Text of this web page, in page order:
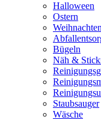
Halloween
Ostern
Weihnachten
Bügeln
Näh &
Staubsauger
Wäsche